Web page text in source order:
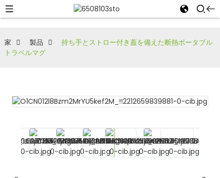
家 製品
持ち手とストロー付き蓋を備えた断熱ポータブル
トラベルマグ